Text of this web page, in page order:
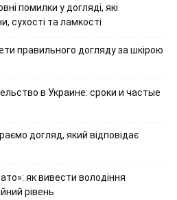
помилки у догляді, які
сухості та ламкості
правильного догляду за шкірою
в Украине: сроки и частые
догляд, який відповідає
як вивести володіння
рівень